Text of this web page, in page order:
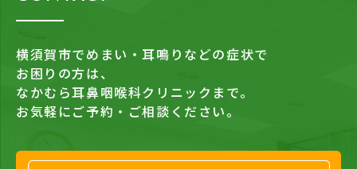
横須賀市でめまい・耳鳴りなどの症状で
お困りの方は、
なかむら耳鼻咽喉科クリニックまで。
お気軽にご予約・ご相談ください。